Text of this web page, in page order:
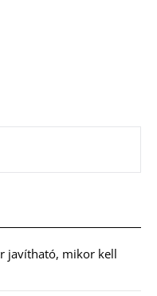
javítható, mikor kell